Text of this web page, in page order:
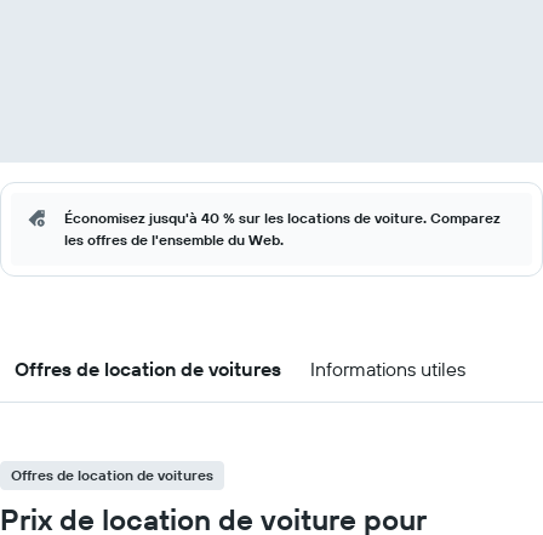
Économisez jusqu'à 40 % sur les locations de voiture. Comparez
les offres de l'ensemble du Web.
Offres de location de voitures Informations utiles
Offres de location de voitures
Prix de location de voiture pour